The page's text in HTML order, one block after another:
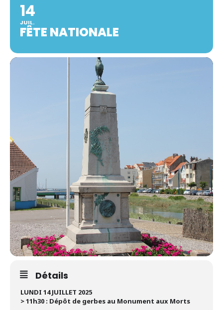
14
JUIL.
FÊTE NATIONALE
Détails
LUNDI 14 JUILLET 2025
> 11h30 : Dépôt de gerbes au Monument aux Morts